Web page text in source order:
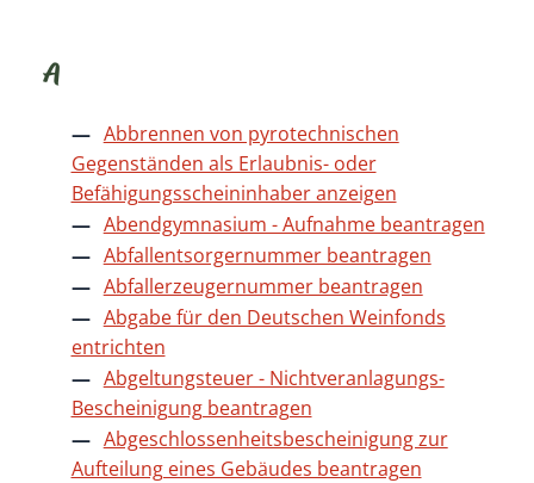
A
Abbrennen von pyrotechnischen
Gegenständen als Erlaubnis- oder
Befähigungsscheininhaber anzeigen
Abendgymnasium - Aufnahme beantragen
Abfallentsorgernummer beantragen
Abfallerzeugernummer beantragen
Abgabe für den Deutschen Weinfonds
entrichten
Abgeltungsteuer - Nichtveranlagungs-
Bescheinigung beantragen
Abgeschlossenheitsbescheinigung zur
Aufteilung eines Gebäudes beantragen